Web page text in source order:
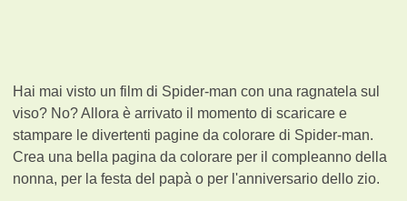
Hai mai visto un film di Spider-man con una ragnatela sul
viso? No? Allora è arrivato il momento di scaricare e
stampare le divertenti pagine da colorare di Spider-man.
Crea una bella pagina da colorare per il compleanno della
nonna, per la festa del papà o per l'anniversario dello zio.